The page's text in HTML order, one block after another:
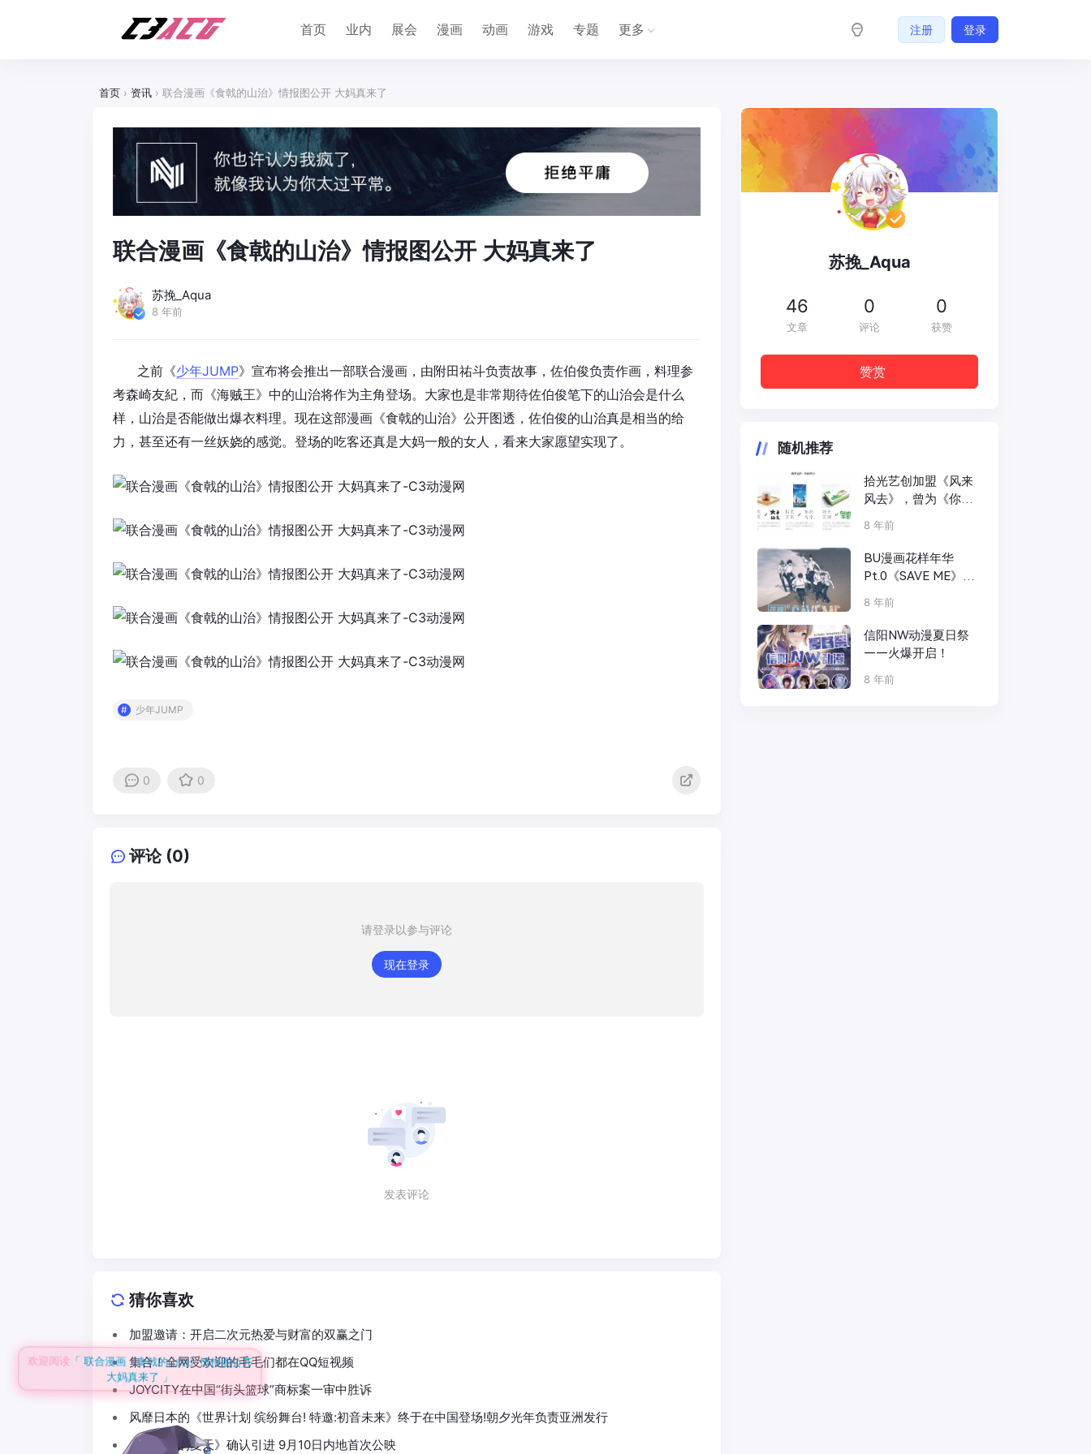
首页 业内 展会 漫画 动画 游戏 专题 更多 注册 登录
首页 › 资讯 › 联合漫画《食戟的山治》情报图公开 大妈真来了
联合漫画《食戟的山治》情报图公开 大妈真来了
苏挽_Aqua
8 年前
之前《少年JUMP》宣布将会推出一部联合漫画，由附田祐斗负责故事，佐伯俊负责作画，料理参
考森崎友紀，而《海贼王》中的山治将作为主角登场。大家也是非常期待佐伯俊笔下的山治会是什么
样，山治是否能做出爆衣料理。现在这部漫画《食戟的山治》公开图透，佐伯俊的山治真是相当的给
力，甚至还有一丝妖娆的感觉。登场的吃客还真是大妈一般的女人，看来大家愿望实现了。
少年JUMP
0 0
评论 (0)
请登录以参与评论
现在登录
发表评论
猜你喜欢
加盟邀请：开启二次元热爱与财富的双赢之门
集合！全网受欢迎的毛毛们都在QQ短视频
JOYCITY在中国“街头篮球”商标案一审中胜诉
风靡日本的《世界计划 缤纷舞台! 特邀:初音未来》终于在中国登场!朝夕光年负责亚洲发行
《菊次郎的夏天》确认引进 9月10日内地首次公映
苏挽_Aqua
46
文章
0
评论
0
获赞
赞赏
随机推荐
拾光艺创加盟《风来
风去》，曾为《你的
名字》打造现象级文
创产品
8 年前
BU漫画花样年华
Pt.0《SAVE ME》登
录咚漫
8 年前
信阳NW动漫夏日祭
——火爆开启！
8 年前
欢迎阅读「 联合漫画《食戟的山治》情报图公开
大妈真来了 」